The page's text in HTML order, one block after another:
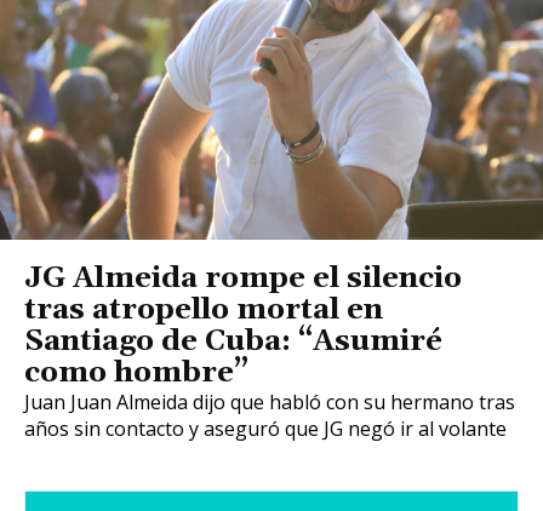
JG Almeida rompe el silencio
tras atropello mortal en
Santiago de Cuba: “Asumiré
como hombre”
Juan Juan Almeida dijo que habló con su hermano tras
años sin contacto y aseguró que JG negó ir al volante